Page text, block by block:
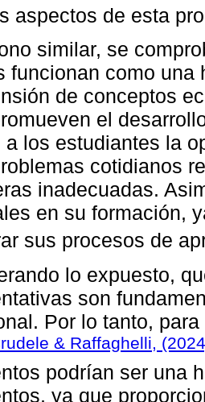
aspectos de esta
similar, se
funcionan como
de conceptos
el
a los estudiantes la
cotidianos
inadecuadas.
en su formación,
sus procesos de
lo expuesto,
son
Por lo tanto,
& Raffaghelli,
podrían ser una
ya que